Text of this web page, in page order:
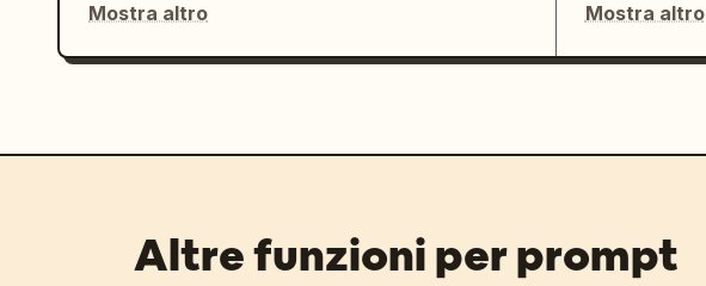
Mostra altro
Mostra altro
Altre funzioni per prompt